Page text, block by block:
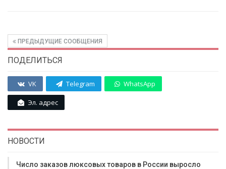
ПРЕДЫДУЩИЕ СООБЩЕНИЯ
ПОДЕЛИТЬСЯ
VK Telegram WhatsApp
Эл. адрес
НОВОСТИ
Число заказов люксовых товаров в России выросло